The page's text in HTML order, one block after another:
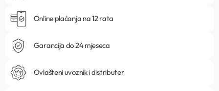
Online plaćanja na 12 rata
Garancija do 24 mjeseca
Ovlašteni uvoznik i distributer